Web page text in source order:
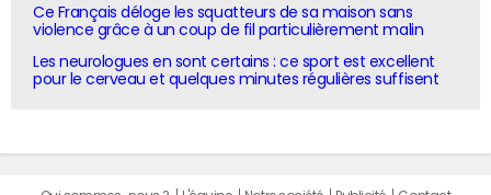
Ce Français déloge les squatteurs de sa maison sans
violence grâce à un coup de fil particulièrement malin
Les neurologues en sont certains : ce sport est excellent
pour le cerveau et quelques minutes régulières suffisent